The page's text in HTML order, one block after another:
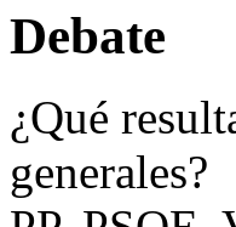
Debate
¿Qué
generales?